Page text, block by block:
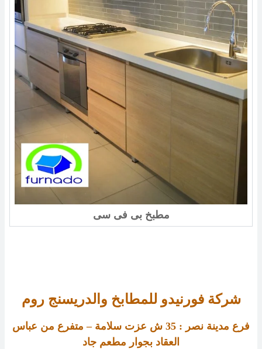
شركة فورنيدو للمطابخ والدريسنج روم
فرع مدينة نصر : 35 ش عزت سلامة – متفرع من عباس
العقاد بجوار مطعم جاد